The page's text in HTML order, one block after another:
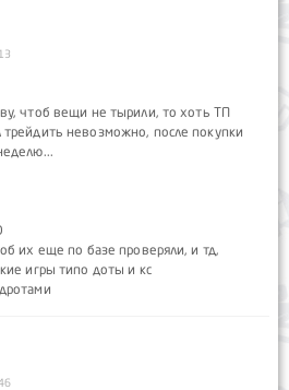
чтоб вещи не тырили, то хоть ТП
невозможно, после покупки
их еще по базе проверяли, и тд,
игры типо доты и кс